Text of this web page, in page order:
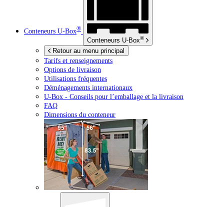
Conteneurs U-Box®
Conteneurs U-Box®
Retour au menu principal
Tarifs et renseignements
Options de livraison
Utilisations fréquentes
Déménagements internationaux
U-Box - Conseils pour l’emballage et la livraison
FAQ
Dimensions du conteneur